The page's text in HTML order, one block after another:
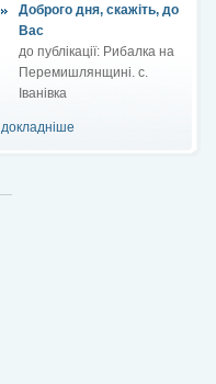
Доброго дня, скажіть, до
Вас
до публікації: Рибалка на
Перемишлянщині. с.
Іванівка
докладніше